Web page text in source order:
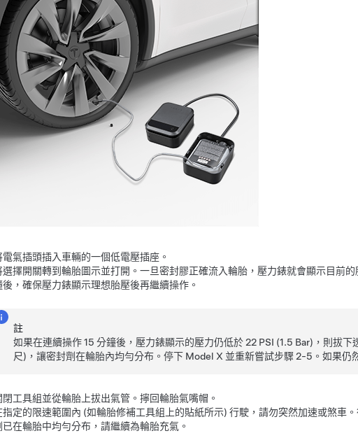
電氣插頭插入車輛的一個低電壓插座。
選擇開關轉到輪胎圖示並打開。一旦密封膠正確流入輪胎，壓力錶就會顯示目前
後，確保壓力錶顯示理想胎壓後再繼續操作。
註
如果在連續操作 15 分鐘後，壓力錶顯示的壓力仍低於 22 PSI (1.5 Bar)，則拔
尺)，讓密封劑在輪胎內均勻分布。停下 Model X 並重新嘗試步驟 2-5。如果仍
閉工具組並從輪胎上拔出氣管。擰回輪胎氣嘴帽。
指定的限速範圍內 (如輪胎修補工具組上的貼紙所示) 行駛，請勿突然加速或煞車
已在輪胎中均勻分布，請繼續為輪胎充氣。